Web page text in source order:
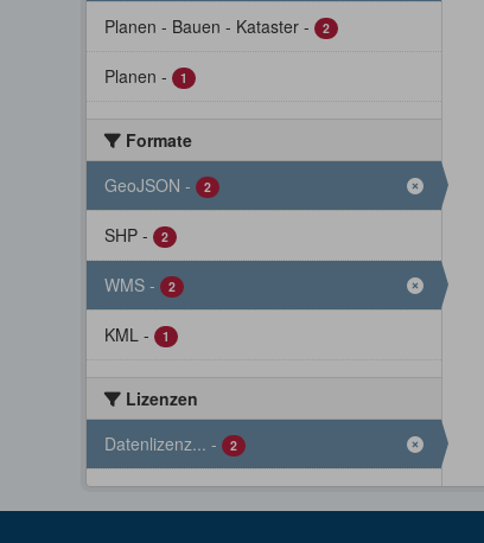
Planen - Bauen - Kataster - 2
Planen - 1
Formate
GeoJSON - 2
SHP - 2
WMS - 2
KML - 1
Lizenzen
Datenlizenz... - 2